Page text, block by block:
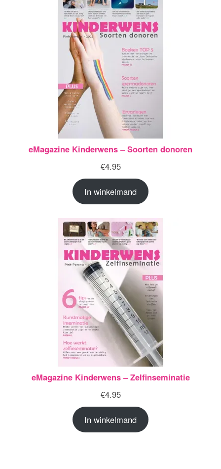
eMagazine Kinderwens – Soorten donoren
€4.95
In winkelmand
eMagazine Kinderwens – Zelfinseminatie
€4.95
In winkelmand